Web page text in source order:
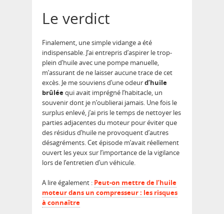
Le verdict
Finalement, une simple vidange a été
indispensable. J’ai entrepris d’aspirer le trop-
plein d’huile avec une pompe manuelle,
m’assurant de ne laisser aucune trace de cet
excès. Je me souviens d’une odeurd’huile
brûléequi avait imprégné l’habitacle, un
souvenir dont je n’oublierai jamais. Une fois le
surplus enlevé, j’ai pris le temps de nettoyer les
parties adjacentes du moteur pour éviter que
des résidus d’huile ne provoquent d’autres
désagréments. Cet épisode m’avait réellement
ouvert les yeux sur l’importance de la vigilance
lors de l’entretien d’un véhicule.
A lire également : Peut-on mettre de l’huile
moteur dans un compresseur : les risques
à connaître